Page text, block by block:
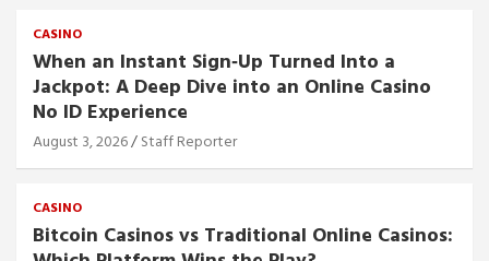
CASINO
When an Instant Sign‑Up Turned Into a
Jackpot: A Deep Dive into an Online Casino
No ID Experience
August 3, 2026 Staff Reporter
CASINO
Bitcoin Casinos vs Traditional Online Casinos: